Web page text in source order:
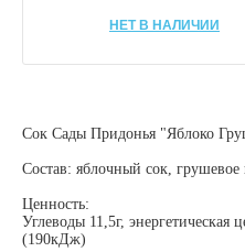
НЕТ В НАЛИЧИИ
Сок Сады Придонья "Яблоко
Состав: яблочный сок,
Ценность:
Углеводы 11,5г, энергетическая
(190кДж)